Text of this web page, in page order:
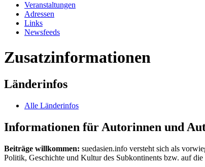
Veranstaltungen
Adressen
Links
Newsfeeds
Zusatzinformationen
Länderinfos
Alle Länderinfos
Informationen für Autorinnen und
Beiträge willkommen: suedasien.info versteht sich als
Politik, Geschichte und Kultur des Subkontinents bzw. auf